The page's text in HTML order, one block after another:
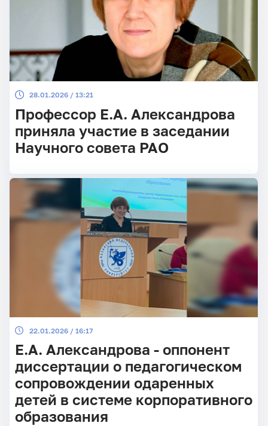
28.01.2026 / 13:21
Профессор Е.А. Александрова
приняла участие в заседании
Научного совета РАО
22.01.2026 / 16:17
Е.А. Александрова - оппонент
диссертации о педагогическом
сопровождении одаренных
детей в системе корпоративного
образования